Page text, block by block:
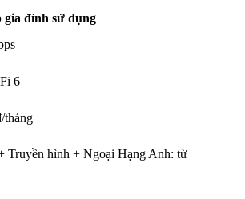
gia đình sử dụng
6
tháng
Truyền hình + Ngoại Hạng Anh: từ